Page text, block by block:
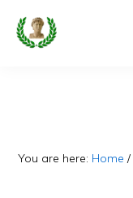
Skip
Faqe
You are here: Home /